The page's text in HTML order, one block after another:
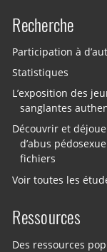
Recherche
Participation à
Statistiques
L’exposition des
sanglantes
Découvrir et
d’abus
fichiers
Voir toutes les
Ressources
Des ressources